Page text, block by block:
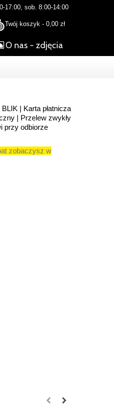
17:00, sob. 8:00-14:00
Twój koszyk - 0,00 zł
O nas - zdjęcia
| Karta płatnicza
| Przelew zwykły
przy odbiorze
zobaczysz w